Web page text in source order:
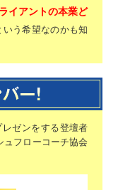
イアントの本業ど
いう希望なのかも知
ゼンをする登壇者
ュフローコーチ協会